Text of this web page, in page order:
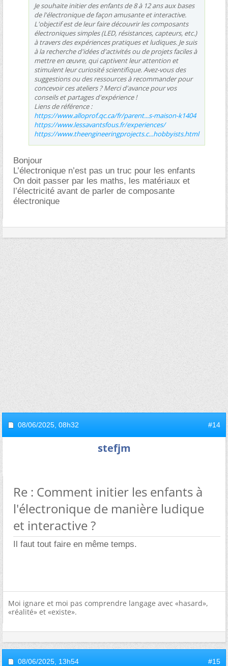
Je souhaite initier des enfants de 8 à 12 ans aux bases
de l'électronique de façon amusante et interactive.
L'objectif est de leur faire découvrir les composants
électroniques simples (LED, résistances, capteurs, etc.)
à travers des expériences pratiques et ludiques. Je suis
à la recherche d'idées d'activités ou de projets faciles à
mettre en œuvre, qui captivent leur attention et
stimulent leur curiosité scientifique. Avez-vous des
suggestions ou des ressources à recommander pour
concevoir ces ateliers ? Merci d'avance pour vos
conseils et partages d'expérience !
Liens de référence :
https://www.alloprof.qc.ca/fr/parent...s-maison-k1404
https://www.lessavantsfous.fr/experiences/
https://www.theengineeringprojects.c...hobbyists.html
Bonjour
L’électronique n’est pas un truc pour les enfants
On doit passer par les maths, les matériaux et
l’électricité avant de parler de composante
électronique
08/06/2025, 08h32 #14
stefjm
Re : Comment initier les enfants à
l'électronique de manière ludique
et interactive ?
Il faut tout faire en même temps.
Moi ignare et moi pas comprendre langage avec «hasard»,
«réalité» et «existe».
08/06/2025, 13h54 #15